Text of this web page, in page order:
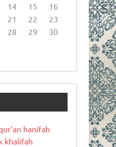
14 15
16
21 22
23
28 29
30
hanifah
khalifah